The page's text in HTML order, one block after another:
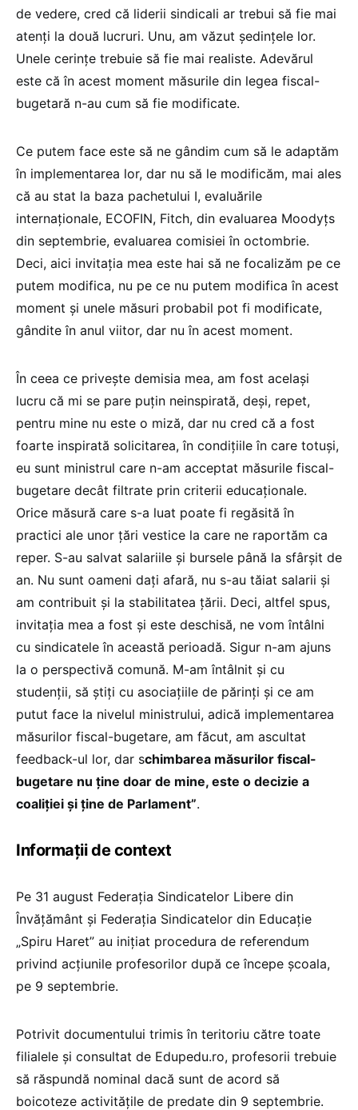
de vedere, cred că liderii sindicali ar trebui să fie mai
atenți la două lucruri. Unu, am văzut ședințele lor.
Unele cerințe trebuie să fie mai realiste. Adevărul
este că în acest moment măsurile din legea fiscal-
bugetară n-au cum să fie modificate.
Ce putem face este să ne gândim cum să le adaptăm
în implementarea lor, dar nu să le modificăm, mai ales
că au stat la baza pachetului I, evaluările
internaționale, ECOFIN, Fitch, din evaluarea Moodyțs
din septembrie, evaluarea comisiei în octombrie.
Deci, aici invitația mea este hai să ne focalizăm pe ce
putem modifica, nu pe ce nu putem modifica în acest
moment și unele măsuri probabil pot fi modificate,
gândite în anul viitor, dar nu în acest moment.
În ceea ce privește demisia mea, am fost același
lucru că mi se pare puțin neinspirată, deși, repet,
pentru mine nu este o miză, dar nu cred că a fost
foarte inspirată solicitarea, în condițiile în care totuși,
eu sunt ministrul care n-am acceptat măsurile fiscal-
bugetare decât filtrate prin criterii educaționale.
Orice măsură care s-a luat poate fi regăsită în
practici ale unor țări vestice la care ne raportăm ca
reper. S-au salvat salariile și bursele până la sfârșit de
an. Nu sunt oameni dați afară, nu s-au tăiat salarii și
am contribuit și la stabilitatea țării. Deci, altfel spus,
invitația mea a fost și este deschisă, ne vom întâlni
cu sindicatele în această perioadă. Sigur n-am ajuns
la o perspectivă comună. M-am întâlnit și cu
studenții, să știți cu asociațiile de părinți și ce am
putut face la nivelul ministrului, adică implementarea
măsurilor fiscal-bugetare, am făcut, am ascultat
feedback-ul lor, dar schimbarea măsurilor fiscal-
bugetare nu ține doar de mine, este o decizie a
coaliției și ține de Parlament”.
Informații de context
Pe 31 august Federația Sindicatelor Libere din
Învățământ și Federația Sindicatelor din Educație
„Spiru Haret” au inițiat procedura de referendum
privind acțiunile profesorilor după ce începe școala,
pe 9 septembrie.
Potrivit documentului trimis în teritoriu către toate
filialele și consultat de Edupedu.ro, profesorii trebuie
să răspundă nominal dacă sunt de acord să
boicoteze activitățile de predate din 9 septembrie.